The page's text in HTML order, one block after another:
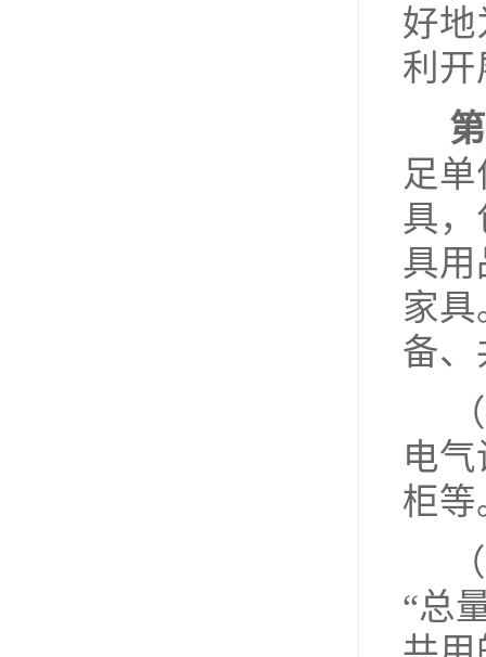
好
利开
足
具
具
家
备、
电
柜等
“总